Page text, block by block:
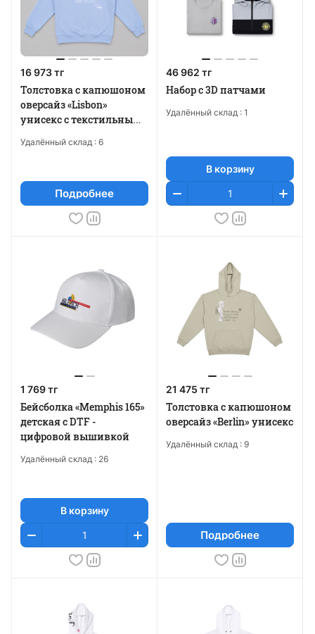
16 973 тг
Толстовка с капюшоном
оверсайз «Lisbon»
унисекс с текстильным
Удалённый склад : 6
Подробнее
46 962 тг
Набор c 3D патчами
Удалённый склад : 1
В корзину
1 769 тг
Бейсболка «Memphis 165»
детская с DTF -
цифровой вышивкой
Удалённый склад : 26
В корзину
21 475 тг
Толстовка с капюшоном
оверсайз «Berlin» унисекс
Удалённый склад : 9
Подробнее